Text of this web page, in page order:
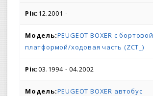
12.2001 -
PEUGEOT BOXER c бортовой
платформой/ходовая часть (ZCT_)
03.1994 - 04.2002
PEUGEOT BOXER автобус